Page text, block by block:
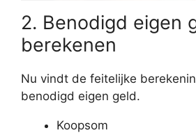
2. Benodigd eigen
berekenen
Nu vindt de feitelijke
benodigd eigen geld.
Koopsom